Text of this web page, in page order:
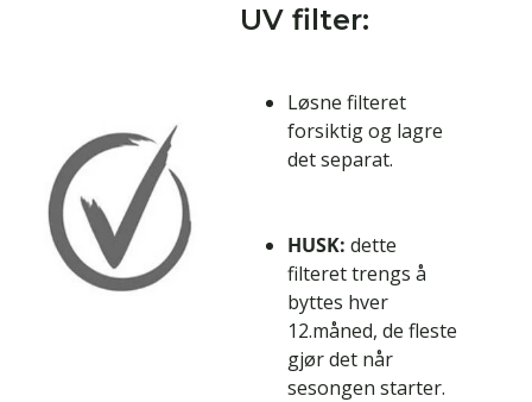
UV filter:
Løsne filteret
forsiktig og lagre
det separat.
HUSK: dette
filteret trengs å
byttes hver
12.måned, de fleste
gjør det når
sesongen starter.